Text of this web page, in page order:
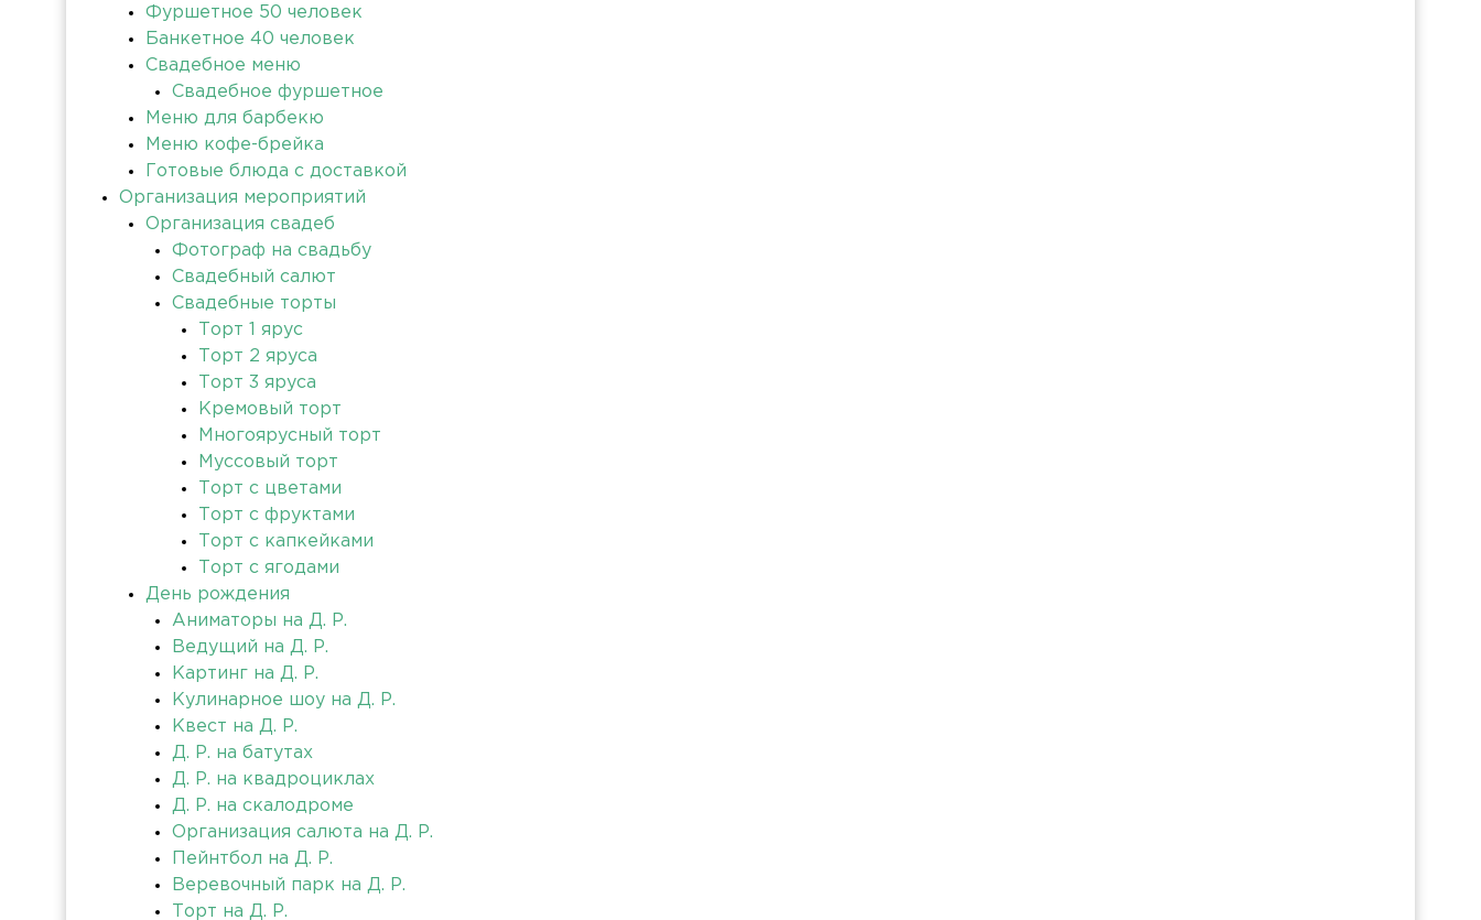
Фуршетное 50 человек
Банкетное 40 человек
Свадебное меню
Свадебное фуршетное
Меню для барбекю
Меню кофе-брейка
Готовые блюда с доставкой
Организация мероприятий
Организация свадеб
Фотограф на свадьбу
Свадебный салют
Свадебные торты
Торт 1 ярус
Торт 2 яруса
Торт 3 яруса
Кремовый торт
Многоярусный торт
Муссовый торт
Торт с цветами
Торт с фруктами
Торт с капкейками
Торт с ягодами
День рождения
Аниматоры на Д. Р.
Ведущий на Д. Р.
Картинг на Д. Р.
Кулинарное шоу на Д. Р.
Квест на Д. Р.
Д. Р. на батутах
Д. Р. на квадроциклах
Д. Р. на скалодроме
Организация салюта на Д. Р.
Пейнтбол на Д. Р.
Веревочный парк на Д. Р.
Торт на Д. Р.